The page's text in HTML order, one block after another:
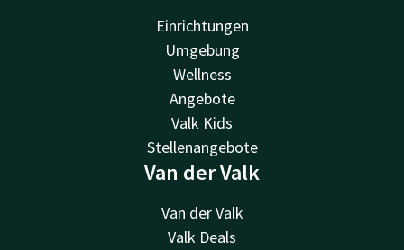
Einrichtungen
Umgebung
Wellness
Angebote
Valk Kids
Stellenangebote
Van der Valk
Van der Valk
Valk Deals